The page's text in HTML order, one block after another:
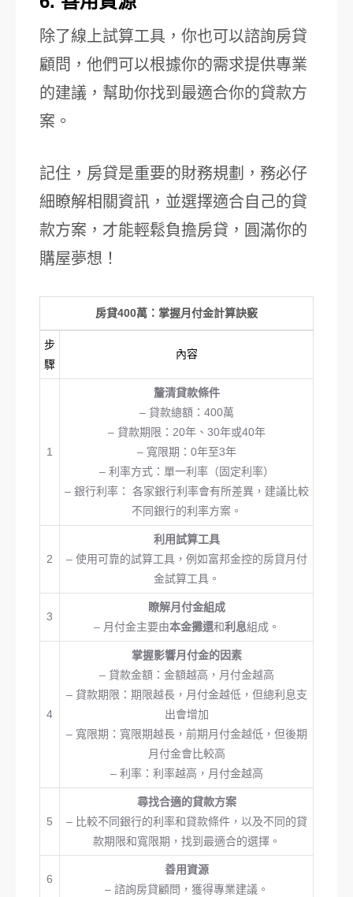
除了線上試算工具，你也可以諮詢房貸
顧問，他們可以根據你的需求提供專業
的建議，幫助你找到最適合你的貸款方
案。
記住，房貸是重要的財務規劃，務必仔
細瞭解相關資訊，並選擇適合自己的貸
款方案，才能輕鬆負擔房貸，圓滿你的
購屋夢想！
房貸400萬：掌握月付金計算訣竅
步
驟
內容
1
釐清貸款條件
– 貸款總額：400萬
– 貸款期限：20年、30年或40年
– 寬限期：0年至3年
– 利率方式：單一利率（固定利率）
– 銀行利率： 各家銀行利率會有所差異，建議比較
不同銀行的利率方案。
2
利用試算工具
– 使用可靠的試算工具，例如富邦金控的房貸月付
金試算工具。
3
瞭解月付金組成
– 月付金主要由本金攤還和利息組成。
4
掌握影響月付金的因素
– 貸款金額：金額越高，月付金越高
– 貸款期限：期限越長，月付金越低，但總利息支
出會增加
– 寬限期：寬限期越長，前期月付金越低，但後期
月付金會比較高
– 利率：利率越高，月付金越高
5
尋找合適的貸款方案
– 比較不同銀行的利率和貸款條件，以及不同的貸
款期限和寬限期，找到最適合的選擇。
6
善用資源
– 諮詢房貸顧問，獲得專業建議。